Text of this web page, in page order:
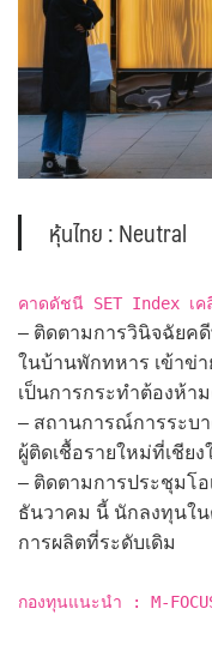
หุ้นไทย : Neutral
คาดดัชนี SET Index เ
– ติดตามการวินิจฉัยค
ในบ้านพักทหาร เข้าข่
เป็นการกระทำต้องห้
– สถานการณ์การระบ
ผู้ติดเชื้อรายใหม่ที่เชียง
– ติดตามการประชุมโ
ธันวาคม นี้ นักลงทุนใน
การผลิตที่ระดับเดิม
กองทุนแนะนำ : M-